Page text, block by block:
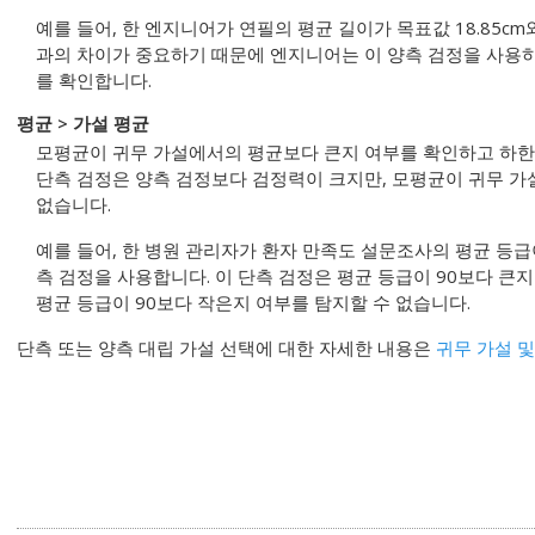
예를 들어, 한 엔지니어가 연필의 평균 길이가 목표값
과의 차이가 중요하기 때문에 엔지니어는 이 양측 검정을 사용
를 확인합니다.
평균 > 가설 평균
모평균이 귀무 가설에서의 평균보다 큰지 여부를 확인하고 하
단측 검정은 양측 검정보다 검정력이 크지만, 모평균이 귀무
없습니다.
예를 들어, 한 병원 관리자가 환자 만족도 설문조사의 평균 등
측 검정을 사용합니다. 이 단측 검정은 평균 등급이 90보다 큰
평균 등급이 90보다 작은지 여부를 탐지할 수 없습니다.
단측 또는 양측 대립 가설 선택에 대한 자세한 내용은 귀무 가설